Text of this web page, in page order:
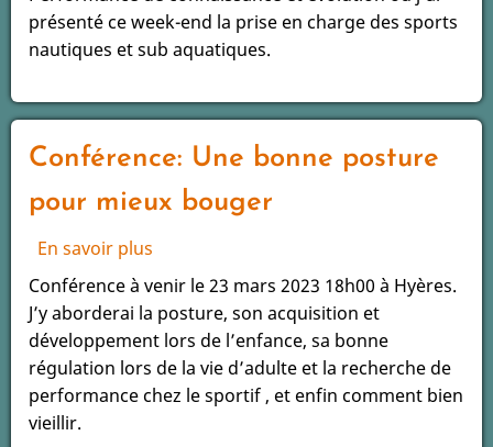
Motricité
Performance
présenté ce week-end la prise en charge des sports
nautiques et sub aquatiques.
Conférence: Une bonne posture
pour mieux bouger
En savoir plus
Conférence:
bonne
posture
pour
Conférence à venir le 23 mars 2023 18h00 à Hyères.
J’y aborderai la posture, son acquisition et
développement lors de l’enfance, sa bonne
régulation lors de la vie d’adulte et la recherche de
performance chez le sportif , et enfin comment bien
vieillir.